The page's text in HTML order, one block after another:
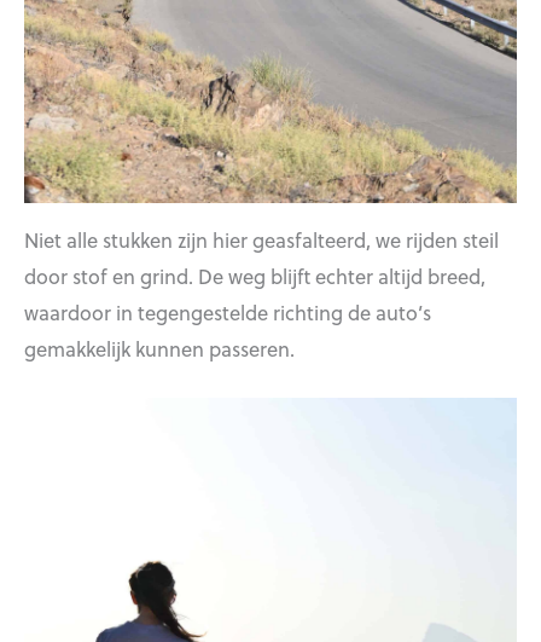
Niet alle stukken zijn hier geasfalteerd, we rijden steil
door stof en grind. De weg blijft echter altijd breed,
waardoor in tegengestelde richting de auto’s
gemakkelijk kunnen passeren.